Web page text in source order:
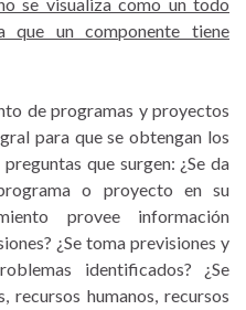
que un componente tiene
de programas y proyectos
para que se obtengan los
que surgen: ¿Se da
o proyecto en su
provee información
¿Se toma previsiones y
identificados? ¿Se
recursos humanos, recursos